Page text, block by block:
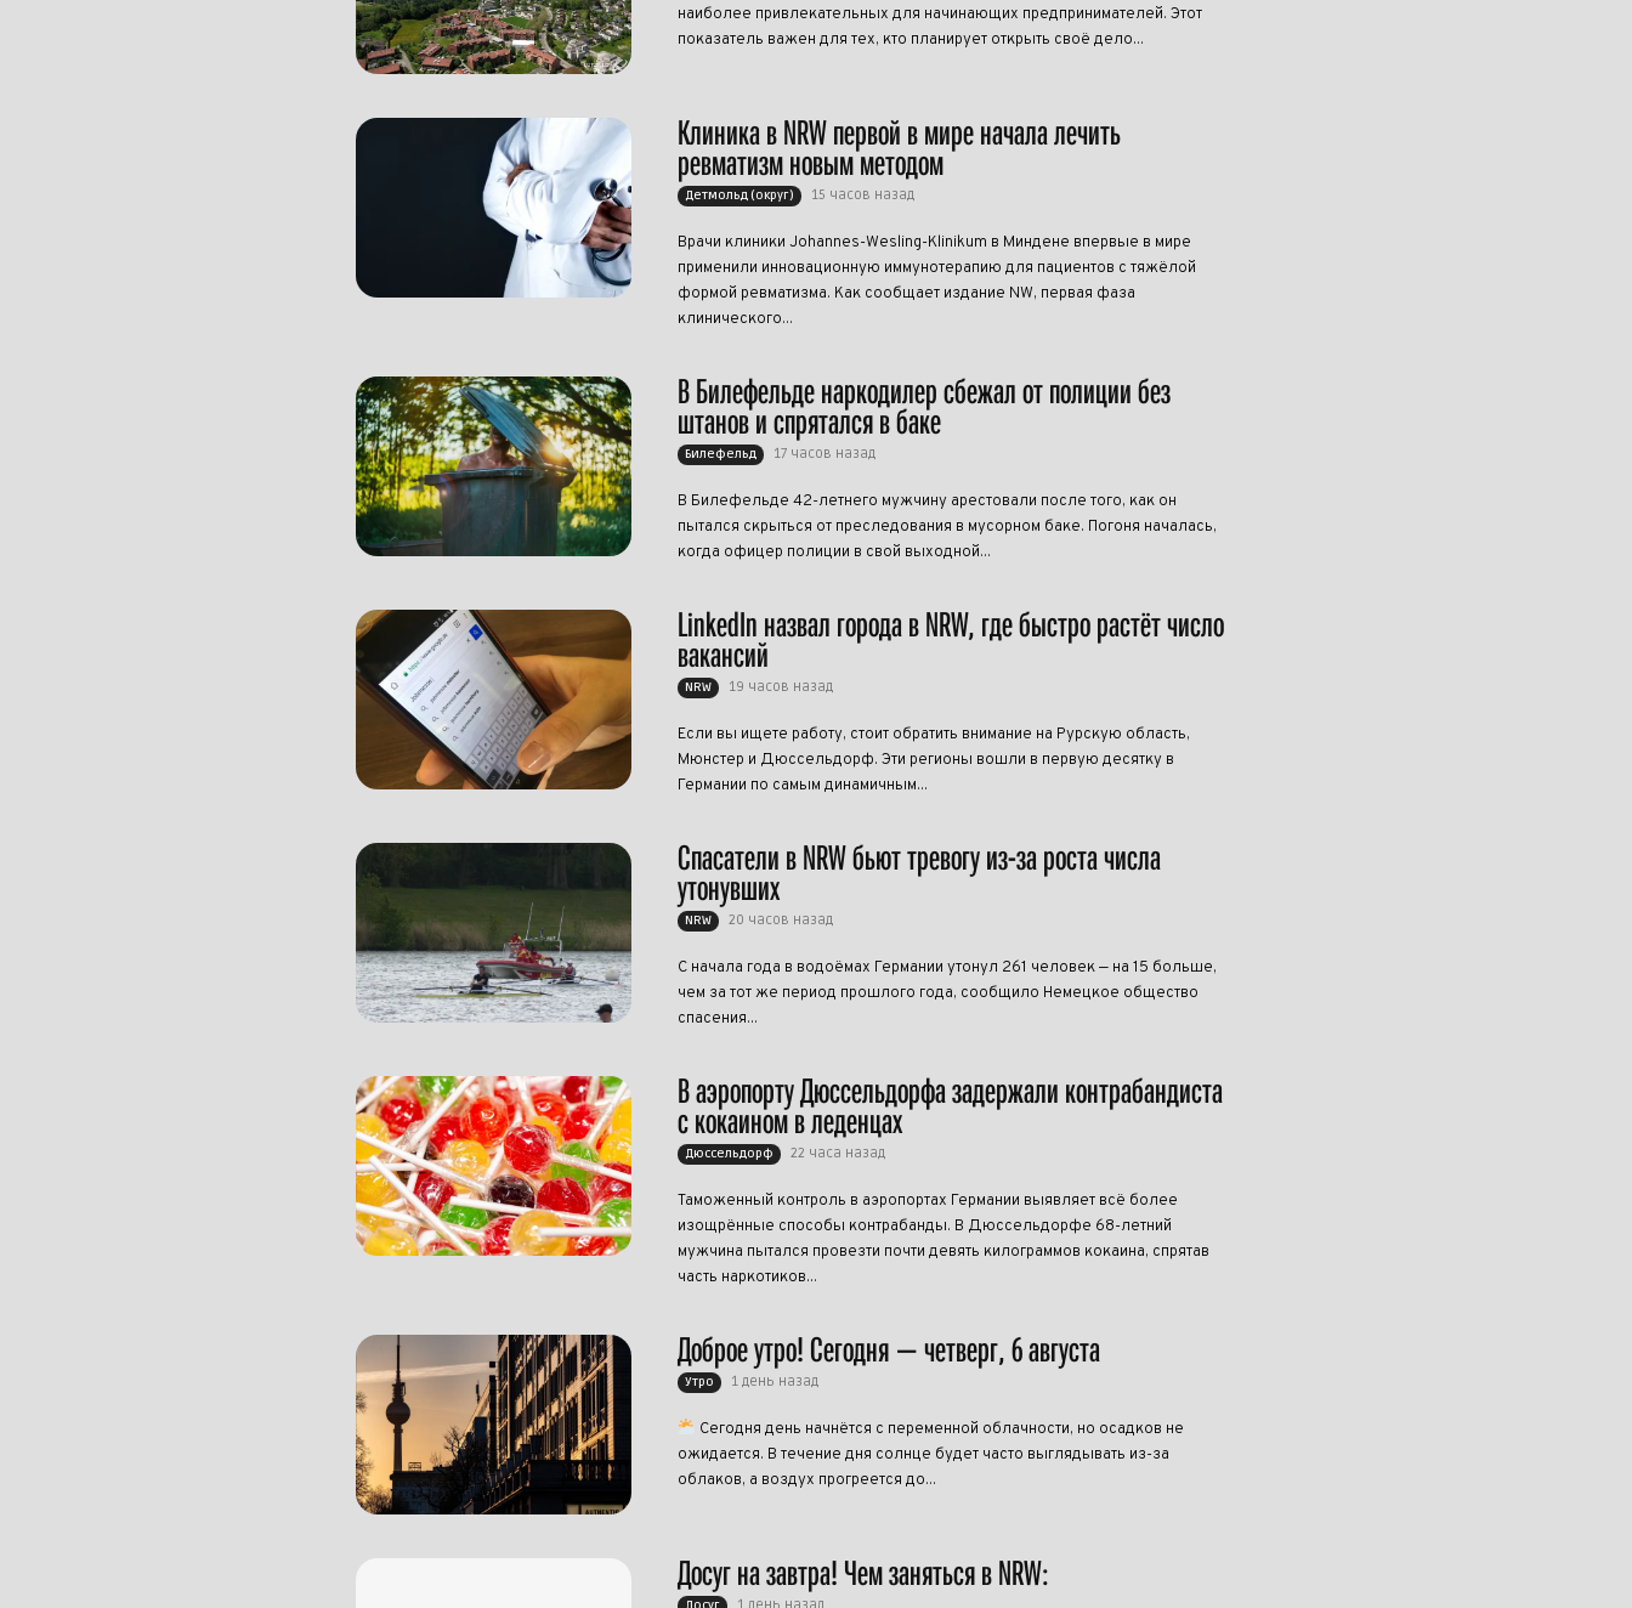
наиболее привлекательных для начинающих предпринимателей. Этот
показатель важен для тех, кто планирует открыть своё дело...
Клиника в NRW первой в мире начала лечить
ревматизм новым методом
Детмольд (округ) 15 часов назад
Врачи клиники Johannes-Wesling-Klinikum в Миндене впервые в мире
применили инновационную иммунотерапию для пациентов с тяжёлой
формой ревматизма. Как сообщает издание NW, первая фаза
клинического...
В Билефельде наркодилер сбежал от полиции без
штанов и спрятался в баке
Билефельд 17 часов назад
В Билефельде 42-летнего мужчину арестовали после того, как он
пытался скрыться от преследования в мусорном баке. Погоня началась,
когда офицер полиции в свой выходной...
LinkedIn назвал города в NRW, где быстро растёт число
вакансий
NRW 19 часов назад
Если вы ищете работу, стоит обратить внимание на Рурскую область,
Мюнстер и Дюссельдорф. Эти регионы вошли в первую десятку в
Германии по самым динамичным...
Спасатели в NRW бьют тревогу из-за роста числа
утонувших
NRW 20 часов назад
С начала года в водоёмах Германии утонул 261 человек — на 15 больше,
чем за тот же период прошлого года, сообщило Немецкое общество
спасения...
В аэропорту Дюссельдорфа задержали контрабандиста
с кокаином в леденцах
Дюссельдорф 22 часа назад
Таможенный контроль в аэропортах Германии выявляет всё более
изощрённые способы контрабанды. В Дюссельдорфе 68-летний
мужчина пытался провезти почти девять килограммов кокаина, спрятав
часть наркотиков...
Доброе утро! Сегодня — четверг, 6 августа
Утро 1 день назад
Сегодня день начнётся с переменной облачности, но осадков не
ожидается. В течение дня солнце будет часто выглядывать из-за
облаков, а воздух прогреется до...
Досуг на завтра! Чем заняться в NRW:
Досуг 1 день назад